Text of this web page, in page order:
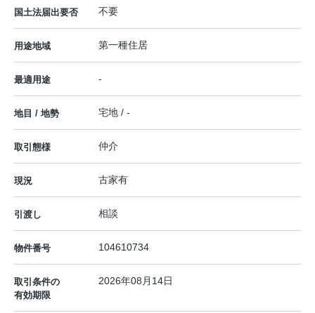
国土法届出要否 不要
用途地域 第一種住居
最適用途 -
地目 / 地勢 宅地 / -
取引態様 仲介
現況 古家有
引渡し 相談
物件番号 104610734
取引条件の
有効期限
2026年08月14日